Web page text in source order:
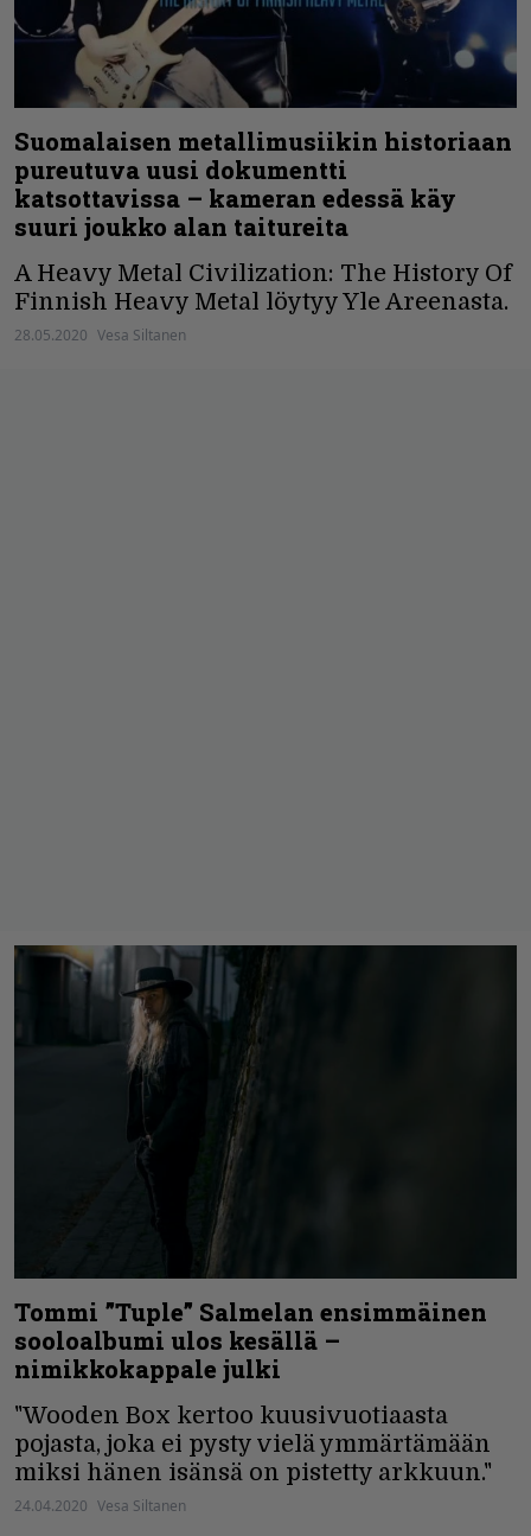
Suomalaisen metallimusiikin historiaan
pureutuva uusi dokumentti
katsottavissa – kameran edessä käy
suuri joukko alan taitureita
A Heavy Metal Civilization: The History Of
Finnish Heavy Metal löytyy Yle Areenasta.
28.05.2020 Vesa Siltanen
Tommi ”Tuple” Salmelan ensimmäinen
sooloalbumi ulos kesällä –
nimikkokappale julki
"Wooden Box kertoo kuusivuotiaasta
pojasta, joka ei pysty vielä ymmärtämään
miksi hänen isänsä on pistetty arkkuun."
24.04.2020 Vesa Siltanen